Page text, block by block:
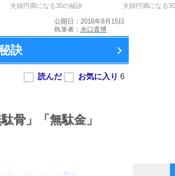
夫婦円満になる30の秘訣 夫婦円満になる
公開日：2016年8月15日
執筆者： 水口貴博
訣
駄骨」
「無駄金」